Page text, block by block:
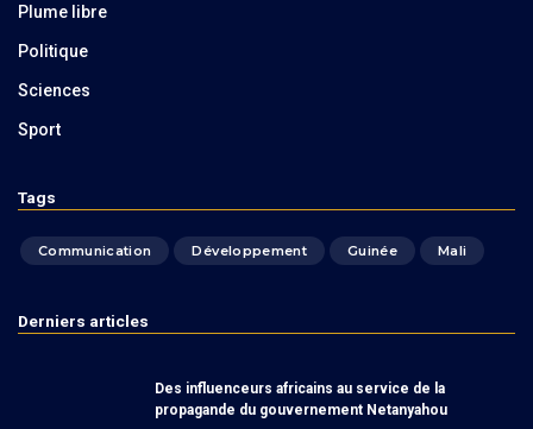
Plume libre
Politique
Sciences
Sport
Tags
Communication Développement Guinée Mali
Derniers articles
Des influenceurs africains au service de la
propagande du gouvernement Netanyahou